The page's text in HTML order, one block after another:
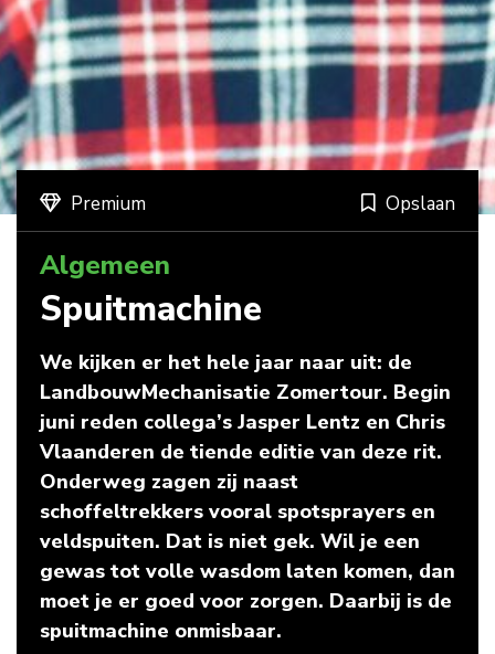
Premium Opslaan
Algemeen
Spuitmachine
We kijken er het hele jaar naar uit: de
LandbouwMechanisatie Zomertour. Begin
juni reden collega’s Jasper Lentz en Chris
Vlaanderen de tiende editie van deze rit.
Onderweg zagen zij naast
schoffeltrekkers vooral spotsprayers en
veldspuiten. Dat is niet gek. Wil je een
gewas tot volle wasdom laten komen, dan
moet je er goed voor zorgen. Daarbij is de
spuitmachine onmisbaar.